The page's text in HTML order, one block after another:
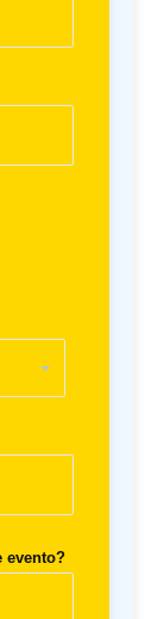
evento?